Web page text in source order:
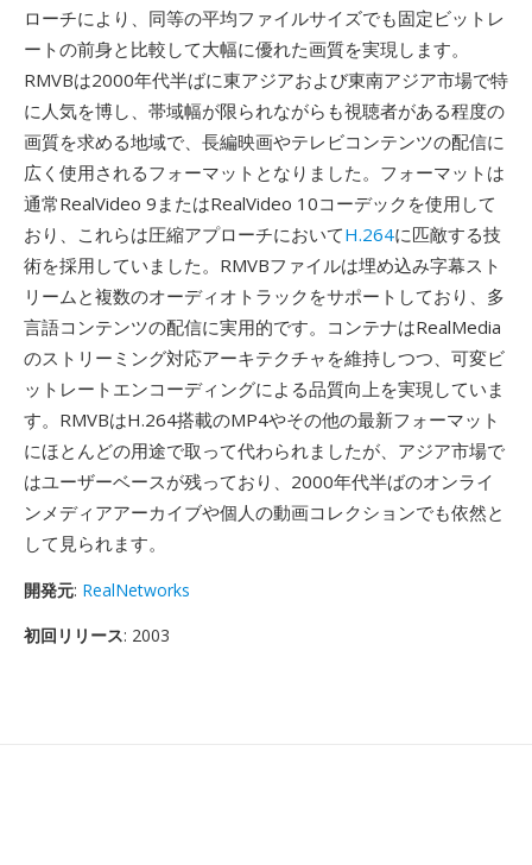
ローチにより、同等の平均ファイルサイズでも固定ビットレ
ートの前身と比較して大幅に優れた画質を実現します。
RMVBは2000年代半ばに東アジアおよび東南アジア市場で特
に人気を博し、帯域幅が限られながらも視聴者がある程度の
画質を求める地域で、長編映画やテレビコンテンツの配信に
広く使用されるフォーマットとなりました。フォーマットは
通常RealVideo 9またはRealVideo 10コーデックを使用して
おり、これらは圧縮アプローチにおいてH.264に匹敵する技
術を採用していました。RMVBファイルは埋め込み字幕スト
リームと複数のオーディオトラックをサポートしており、多
言語コンテンツの配信に実用的です。コンテナはRealMedia
のストリーミング対応アーキテクチャを維持しつつ、可変ビ
ットレートエンコーディングによる品質向上を実現していま
す。RMVBはH.264搭載のMP4やその他の最新フォーマット
にほとんどの用途で取って代わられましたが、アジア市場で
はユーザーベースが残っており、2000年代半ばのオンライ
ンメディアアーカイブや個人の動画コレクションでも依然と
して見られます。
開発元: RealNetworks
初回リリース: 2003